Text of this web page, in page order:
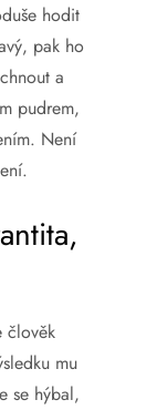
hodit
pak ho
a
pudrem,
Není
člověk
mu
se hýbal,